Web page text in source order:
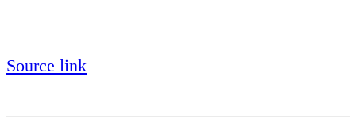
Source link